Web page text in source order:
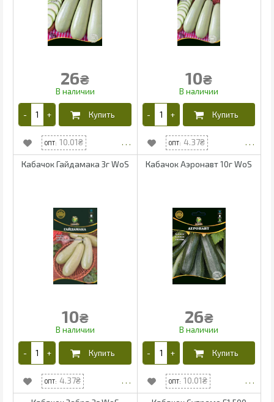
26₴
10.01
10₴
4.37
Кабачок Гайдамака 3г WoS
10₴
4.37
Кабачок Аэронавт 10г WoS
26₴
10.01